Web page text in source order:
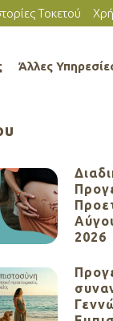
Τοκετού
Άλλες
2026